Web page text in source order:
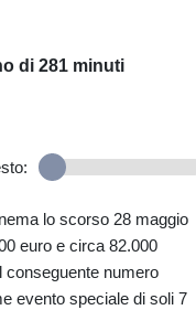
di 281 minuti
lo scorso 28 maggio
euro e circa 82.000
conseguente numero
evento speciale di soli 7